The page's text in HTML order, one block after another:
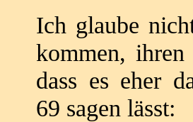
Ich glaube
kommen,
dass es eher
69 sagen lässt: